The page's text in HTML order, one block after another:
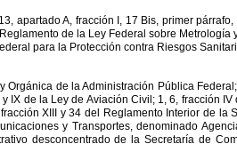
13, apartadoA, fracción I, 17 Bis, primer párrafo,
Reglamento de la Ley Federal sobre Metrología
para la Protección contra Riesgos
Orgánica de la Administración Pública Federal;
y IX de la Ley de Aviación Civil; 1, 6, fracción IV
fracción XIII y 34 del Reglamento Interior de la
y Transportes, denominado
desconcentrado de la Secretaría de